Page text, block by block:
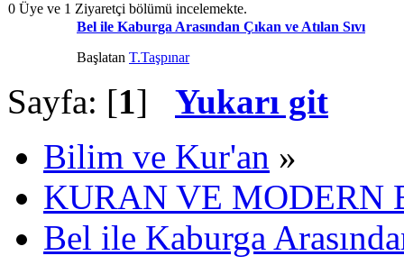
0 Üye ve 1 Ziyaretçi bölümü incelemekte.
Bel ile Kaburga Arasından Çıkan ve Atılan Sıvı
Başlatan T.Taşpınar
Sayfa: [1] Yukarı git
Bilim ve Kur'an »
KURAN VE
Bel ile Kaburga